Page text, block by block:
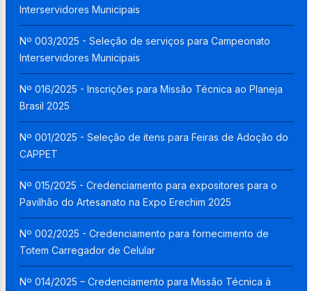
Interservidores Municipais
Nº 003/2025 - Seleção de serviços para Campeonato
Interservidores Municipais
Nº 016/2025 - Inscrições para Missão Técnica ao Planeja
Brasil 2025
Nº 001/2025 - Seleção de itens para Feiras de Adoção do
CAPPET
Nº 015/2025 - Credenciamento para expositores para o
Pavilhão do Artesanato na Expo Erechim 2025
Nº 002/2025 - Credenciamento para fornecimento de
Totem Carregador de Celular
Nº 014/2025 – Credenciamento para Missão Técnica à